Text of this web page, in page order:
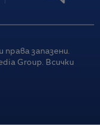
права запазени.
Group. Всички